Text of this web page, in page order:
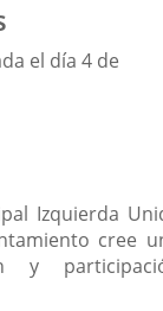
el día 4 de
Izquierda
cree
y